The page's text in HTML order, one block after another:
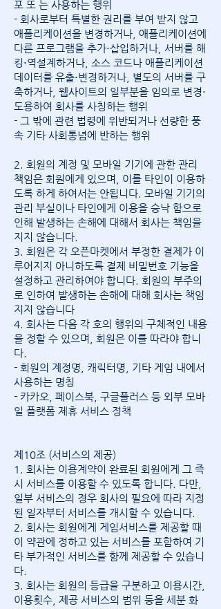
포 또 는 사용하는 행위
- 회사로부터 특별한 권리를 부여 받지 않고
애플리케이션을 변경하거나, 애플리케이션에
다른 프로그램을 추가⋅삽입하거나, 서버를 해
킹⋅역설계하거나, 소스 코드나 애플리케이션
데이터를 유출⋅변경하거나, 별도의 서버를 구
축하거나, 웹사이트의 일부분을 임의로 변경⋅
도용하여 회사를 사칭하는 행위
- 그 밖에 관련 법령에 위반되거나 선량한 풍
속 기타 사회통념에 반하는 행위
2. 회원의 계정 및 모바일 기기에 관한 관리
책임은 회원에게 있으며, 이를 타인이 이용하
도록 하게 하여서는 안됩니다. 모바일 기기의
관리 부실이나 타인에게 이용을 승낙 함으로
인해 발생하는 손해에 대해서 회사는 책임을
지지 않습니다.
3. 회원은 각 오픈마켓에서 부정한 결제가 이
루어지지 아니하도록 결제 비밀번호 기능을
설정하고 관리하여야 합니다. 회원의 부주의
로 인하여 발생하는 손해에 대해 회사는 책임
지지 않습니다
4. 회사는 다음 각 호의 행위의 구체적인 내용
을 정할 수 있으며, 회원은 이를 따라야 합니
다.
- 회원의 계정명, 캐릭터명, 기타 게임 내에서
사용하는 명칭
- 카카오, 페이스북, 구글플러스 등 외부 모바
일 플랫폼 제휴 서비스 정책
제10조 (서비스의 제공)
1. 회사는 이용계약이 완료된 회원에게 그 즉
시 서비스를 이용할 수 있도록 합니다. 다만,
일부 서비스의 경우 회사의 필요에 따라 지정
된 일자부터 서비스를 개시할 수 있습니다.
2. 회사는 회원에게 게임서비스를 제공할 때
이 약관에 정하고 있는 서비스를 포함하여 기
타 부가적인 서비스를 함께 제공할 수 있습니
다.
3. 회사는 회원의 등급을 구분하고 이용시간,
이용횟수, 제공 서비스의 범위 등을 세분 화